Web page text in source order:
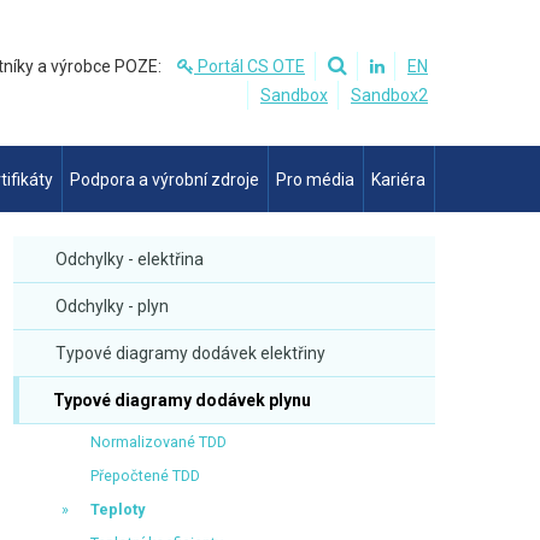
a výrobce POZE: Portál CS OTE
EN
Sandbox
Sandbox2
Podpora a výrobní zdroje Pro média Kariéra
Odchylky - elektřina
Odchylky - plyn
Typové diagramy dodávek elektřiny
Typové diagramy dodávek plynu
Normalizované TDD
Přepočtené TDD
Teploty
22
1,2 0,8 0,6
22